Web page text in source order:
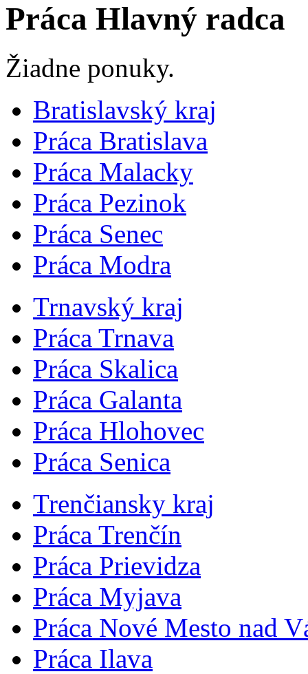
Práca Hlavný radca
Žiadne ponuky.
Bratislavský kraj
Práca Bratislava
Práca Malacky
Práca Pezinok
Práca Senec
Práca Modra
Trnavský kraj
Práca Trnava
Práca Skalica
Práca Galanta
Práca Hlohovec
Práca Senica
Trenčiansky kraj
Práca Trenčín
Práca Prievidza
Práca Myjava
Práca Nové Mesto nad
Práca Ilava